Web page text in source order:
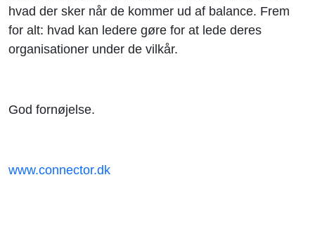
hvad der sker når de kommer ud af balance. Frem
for alt: hvad kan ledere gøre for at lede deres
organisationer under de vilkår.
God fornøjelse.
www.connector.dk